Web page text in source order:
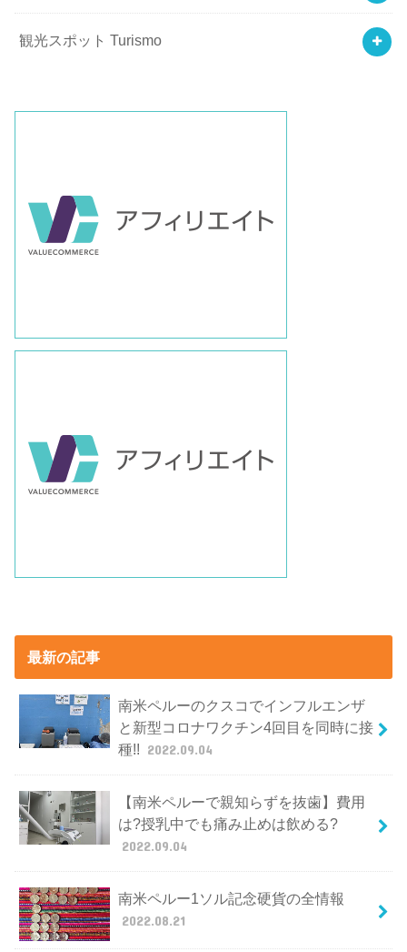
観光スポット Turismo
最新の記事
南米ペルーのクスコでインフルエンザ
と新型コロナワクチン4回目を同時に接
種!! 2022.09.04
【南米ペルーで親知らずを抜歯】費用
は?授乳中でも痛み止めは飲める?
2022.09.04
南米ペルー1ソル記念硬貨の全情報
2022.08.21